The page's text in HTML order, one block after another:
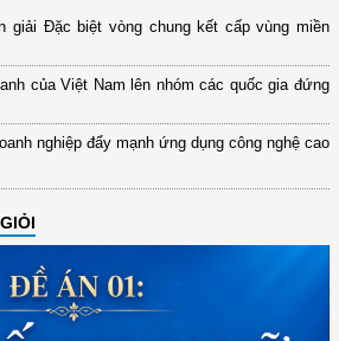
giải Đặc biệt vòng chung kết cấp vùng miền
của Việt Nam lên nhóm các quốc gia đứng
nghiệp đẩy mạnh ứng dụng công nghệ cao